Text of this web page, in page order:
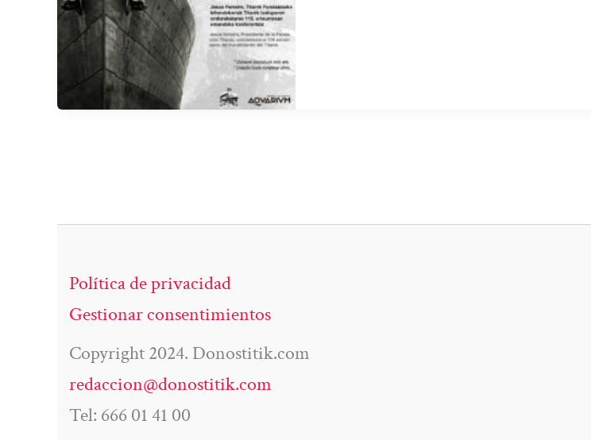
Política de privacidad
Gestionar consentimientos
Copyright 2024. Donostitik.com
redaccion@donostitik.com
Tel: 666 01 41 00